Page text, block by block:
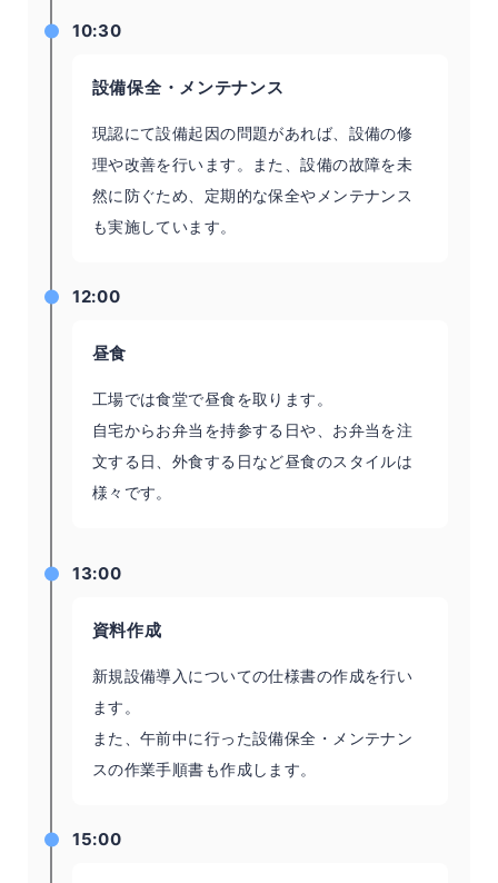
10:30
設備保全・メンテナンス
現認にて設備起因の問題があれば、設備の修
理や改善を行います。また、設備の故障を未
然に防ぐため、定期的な保全やメンテナンス
も実施しています。
12:00
昼食
工場では食堂で昼食を取ります。
自宅からお弁当を持参する日や、お弁当を注
文する日、外食する日など昼食のスタイルは
様々です。
13:00
資料作成
新規設備導入についての仕様書の作成を行い
ます。
また、午前中に行った設備保全・メンテナン
スの作業手順書も作成します。
15:00